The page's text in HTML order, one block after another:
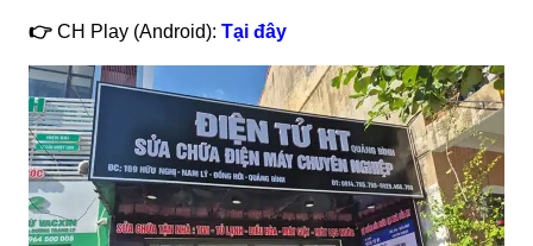
👉 CH Play (Android): Tại đây